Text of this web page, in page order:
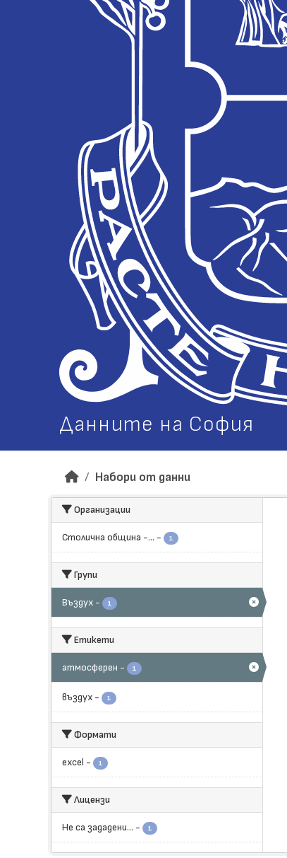
Данните на София
Набори от данни
Организации
Столична община -... - 1
Групи
Въздух - 1
Етикети
атмосферен - 1
въздух - 1
Формати
еxcel - 1
Лицензи
Не са зададени... - 1